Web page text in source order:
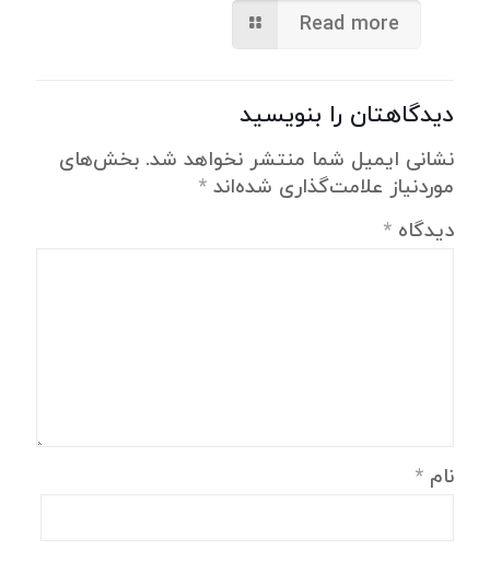
Read more
دیدگاهتان را بنویسید
نشانی ایمیل شما منتشر نخواهد شد. بخش‌های
موردنیاز علامت‌گذاری شده‌اند *
دیدگاه *
نام *